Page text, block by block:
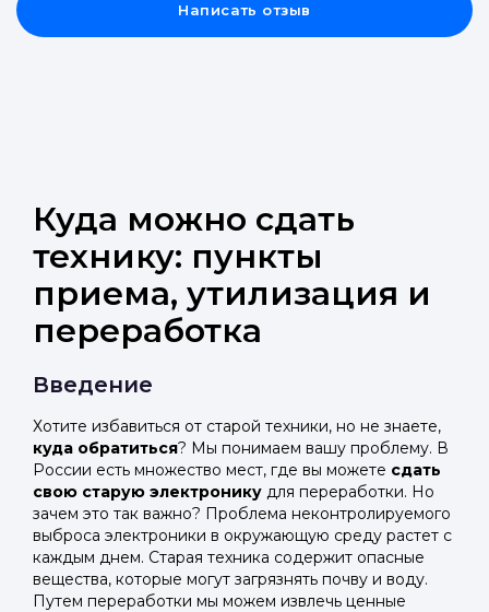
Написать отзыв
Куда можно сдать
технику: пункты
приема, утилизация и
переработка
Введение
Хотите избавиться от старой техники, но не знаете,
куда обратиться? Мы понимаем вашу проблему. В
России есть множество мест, где вы можете сдать
свою старую электронику для переработки. Но
зачем это так важно? Проблема неконтролируемого
выброса электроники в окружающую среду растет с
каждым днем. Старая техника содержит опасные
вещества, которые могут загрязнять почву и воду.
Путем переработки мы можем извлечь ценные